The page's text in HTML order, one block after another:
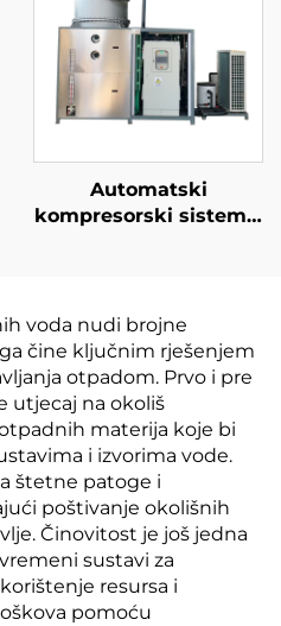
vode
Automatski
kompresorski sistem s
topline za obradu
otpadne vode
voda nudi brojne
čine ključnim rješenjem
otpadom. Prvo i pre
utjecaj na okoliš
materija koje bi
i izvorima vode.
štetne patoge i
poštivanje okolišnih
Činovitost je još jedna
sustavi za
resursa i
pomoću